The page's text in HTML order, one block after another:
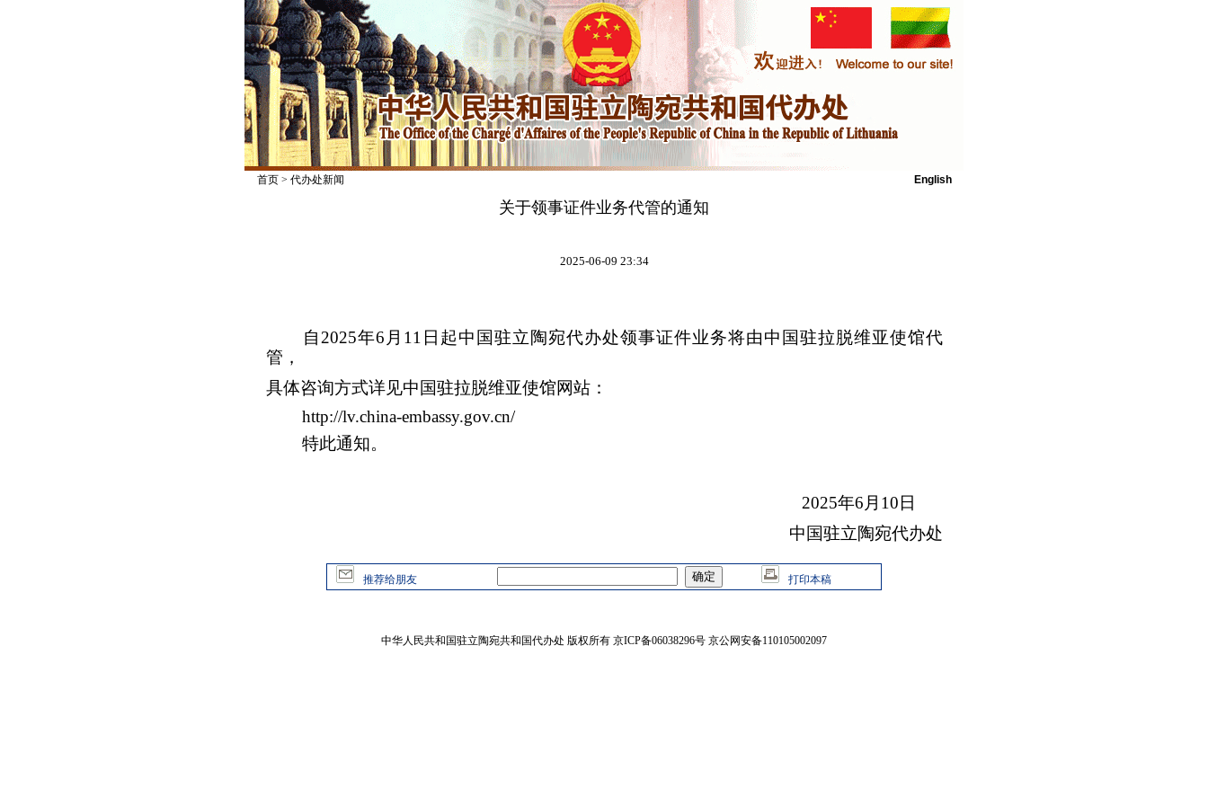
首页> 代办处新闻 English
关于领事证件业务代管的通知
2025-06-09 23:34
自2025年6月11日起中国驻立陶宛代办处领事证件业务将由中国驻拉脱维亚使馆代
管，
具体咨询方式详见中国驻拉脱维亚使馆网站：
http://lv.china-embassy.gov.cn/
特此通知。
2025年6月10日
中国驻立陶宛代办处
推荐给朋友 打印本稿
中华人民共和国驻立陶宛共和国代办处 版权所有 京ICP备06038296号 京公网安备110105002097